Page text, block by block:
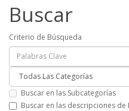
Buscar
Criterio de Búsqueda
Buscar en las Subcategorías
Buscar en las descripciones